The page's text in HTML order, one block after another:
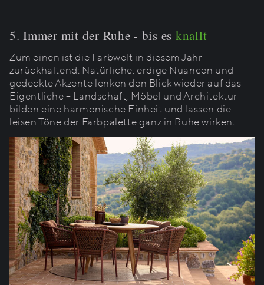
5. Immer mit der Ruhe - bis es knallt
Zum einen ist die Farbwelt in diesem Jahr
zurückhaltend: Natürliche, erdige Nuancen und
gedeckte Akzente lenken den Blick wieder auf das
Eigentliche – Landschaft, Möbel und Architektur
bilden eine harmonische Einheit und lassen die
leisen Töne der Farbpalette ganz in Ruhe wirken.